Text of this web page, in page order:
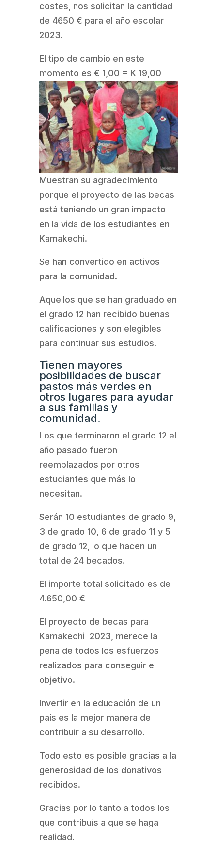
costes, nos solicitan la cantidad
de 4650 € para el año escolar
2023.
El tipo de cambio en este
momento es € 1,00 = K 19,00
Muestran su agradecimiento
porque el proyecto de las becas
está teniendo un gran impacto
en la vida de los estudiantes en
Kamakechi.
Se han convertido en activos
para la comunidad.
Aquellos que se han graduado en
el grado 12 han recibido buenas
calificaciones y son elegibles
para continuar sus estudios.
Tienen mayores
posibilidades de buscar
pastos más verdes en
otros lugares para ayudar
a sus familias y
comunidad.
Los que terminaron el grado 12 el
año pasado fueron
reemplazados por otros
estudiantes que más lo
necesitan.
Serán 10 estudiantes de grado 9,
3 de grado 10, 6 de grado 11 y 5
de grado 12, lo que hacen un
total de 24 becados.
El importe total solicitado es de
4.650,00 €
El proyecto de becas para
Kamakechi 2023, merece la
pena de todos los esfuerzos
realizados para conseguir el
objetivo.
Invertir en la educación de un
país es la mejor manera de
contribuir a su desarrollo.
Todo esto es posible gracias a la
generosidad de los donativos
recibidos.
Gracias por lo tanto a todos los
que contribuís a que se haga
realidad.